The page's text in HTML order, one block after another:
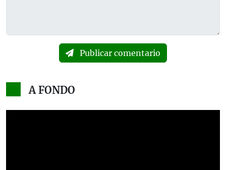
Publicar comentario
A FONDO